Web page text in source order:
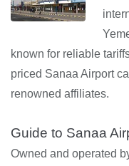
known for reliable
priced Sanaa Airport
renowned affiliates.
Guide to Sanaa
Owned and operated